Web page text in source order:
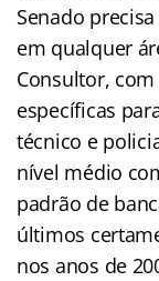
Senado
em qualquer
Consultor,
específicas
técnico e
nível médio
padrão de
últimos
nos anos de